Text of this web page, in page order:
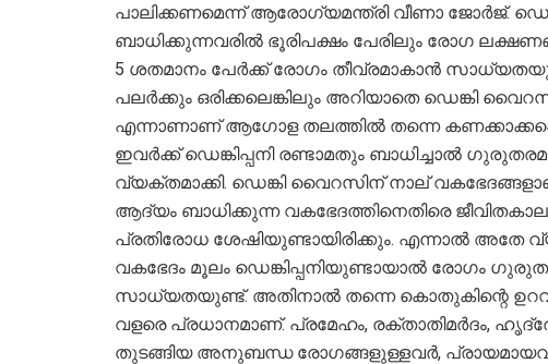
പാലിക്കണമെന്ന് ആരോഗ്യമന്ത്രി വീണാ ജോർജ്.
ബാധിക്കുന്നവരിൽ ഭൂരിപക്ഷം പേരിലും രോഗ
5 ശതമാനം പേർക്ക് രോഗം തീവ്രമാകാൻ
പലർക്കും ഒരിക്കലെങ്കിലും അറിയാതെ ഡെങ്കി വൈറസ്
എന്നാണാണ് ആഗോള തലത്തിൽ തന്നെ
ഇവർക്ക് ഡെങ്കിപ്പനി രണ്ടാമതും ബാധിച്ചാൽ
വ്യക്തമാക്കി. ഡെങ്കി വൈറസിന് നാല്
ആദ്യം ബാധിക്കുന്ന വകഭേദത്തിനെതിരെ
പ്രതിരോധ ശേഷിയുണ്ടായിരിക്കും. എന്നാൽ അതേ
വകഭേദം മൂലം ഡെങ്കിപ്പനിയുണ്ടായാൽ രോഗം
സാധ്യതയുണ്ട്. അതിനാൽ തന്നെ കൊതുകിന്റെ
വളരെ പ്രധാനമാണ്. പ്രമേഹം, രക്താതിമർദം,
തുടങ്ങിയ അനുബന്ധ രോഗങ്ങളുള്ളവർ,